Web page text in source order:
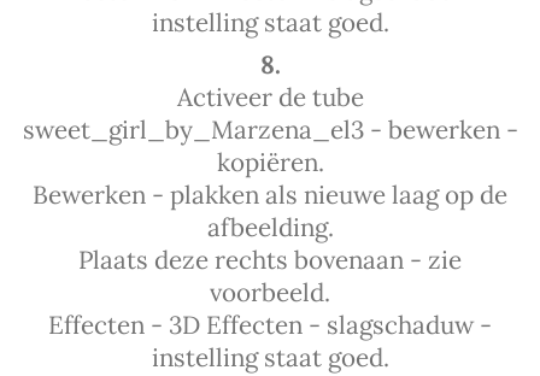
instelling staat goed.
8.
Activeer de tube
sweet_girl_by_Marzena_el3 - bewerken -
kopiëren.
Bewerken - plakken als nieuwe laag op de
afbeelding.
Plaats deze rechts bovenaan - zie
voorbeeld.
Effecten - 3D Effecten - slagschaduw -
instelling staat goed.